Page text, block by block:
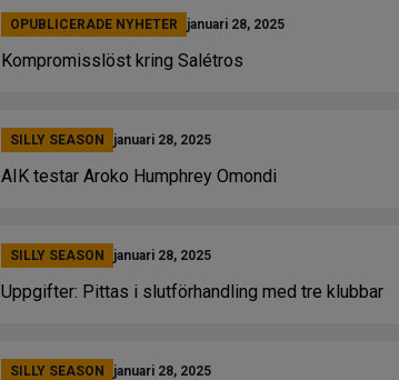
OPUBLICERADE NYHETER januari 28, 2025
Kompromisslöst kring Salétros
SILLY SEASON januari 28, 2025
AIK testar Aroko Humphrey Omondi
SILLY SEASON januari 28, 2025
Uppgifter: Pittas i slutförhandling med tre klubbar
SILLY SEASON januari 28, 2025